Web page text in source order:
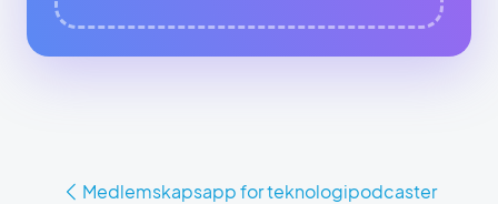
Medlemskapsapp for teknologipodcaster